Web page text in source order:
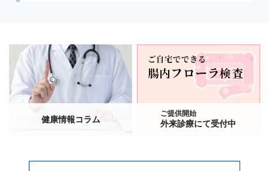
健康情報コラム
ご提供開始
外来診療にて受付中